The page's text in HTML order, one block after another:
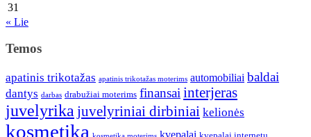
31
« Lie
Temos
apatinis trikotažas apatinis trikotažas moterims automobiliai baldai
dantys darbas drabužiai moterims finansai interjeras
juvelyrika juvelyriniai dirbiniai kelionės
kosmetika kvepalai